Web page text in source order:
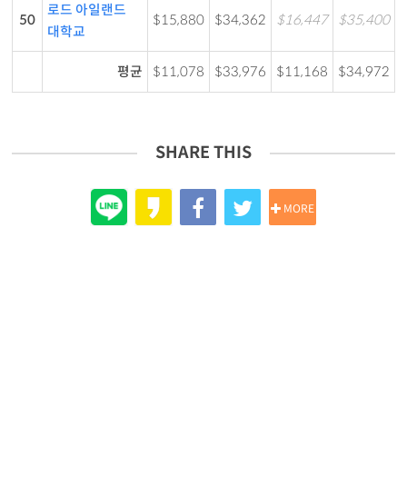
50
로드 아일랜드
대학교
$15,880 $34,362 $16,447 $35,400
평균 $11,078 $33,976 $11,168 $34,972
SHARE THIS
MORE